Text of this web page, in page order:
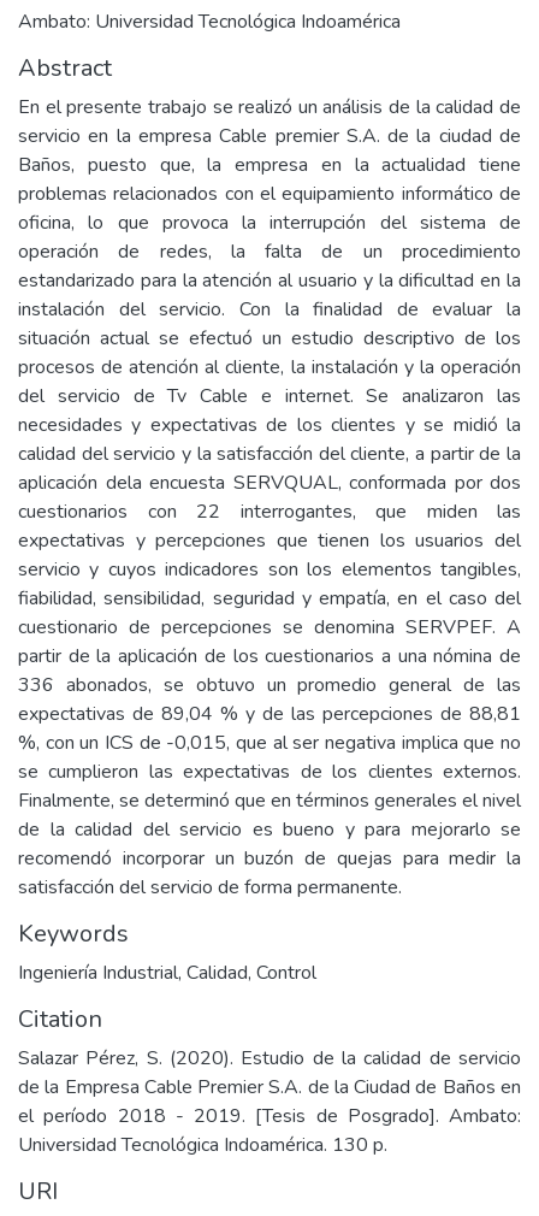
Ambato: Universidad Tecnológica Indoamérica
Abstract
En el presente trabajo se realizó un análisis de la calidad de
servicio en la empresa Cable premier S.A. de la ciudad de
Baños, puesto que, la empresa en la actualidad tiene
problemas relacionados con el equipamiento informático de
oficina, lo que provoca la interrupción del sistema de
operación de redes, la falta de un procedimiento
estandarizado para la atención al usuario y la dificultad en la
instalación del servicio. Con la finalidad de evaluar la
situación actual se efectuó un estudio descriptivo de los
procesos de atención al cliente, la instalación y la operación
del servicio de Tv Cable e internet. Se analizaron las
necesidades y expectativas de los clientes y se midió la
calidad del servicio y la satisfacción del cliente, a partir de la
aplicación dela encuesta SERVQUAL, conformada por dos
cuestionarios con 22 interrogantes, que miden las
expectativas y percepciones que tienen los usuarios del
servicio y cuyos indicadores son los elementos tangibles,
fiabilidad, sensibilidad, seguridad y empatía, en el caso del
cuestionario de percepciones se denomina SERVPEF. A
partir de la aplicación de los cuestionarios a una nómina de
336 abonados, se obtuvo un promedio general de las
expectativas de 89,04 % y de las percepciones de 88,81
%, con un ICS de -0,015, que al ser negativa implica que no
se cumplieron las expectativas de los clientes externos.
Finalmente, se determinó que en términos generales el nivel
de la calidad del servicio es bueno y para mejorarlo se
recomendó incorporar un buzón de quejas para medir la
satisfacción del servicio de forma permanente.
Keywords
Ingeniería Industrial, Calidad, Control
Citation
Salazar Pérez, S. (2020). Estudio de la calidad de servicio
de la Empresa Cable Premier S.A. de la Ciudad de Baños en
el período 2018 - 2019. [Tesis de Posgrado]. Ambato:
Universidad Tecnológica Indoamérica. 130 p.
URI